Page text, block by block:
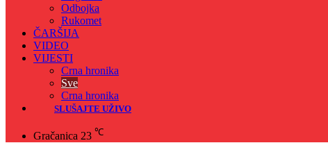
Odbojka
Rukomet
ČARŠIJA
VIDEO
VIJESTI
Crna hronika
Sve
Crna hronika
SLUŠAJTE UŽIVO
Gračanica 23 ℃